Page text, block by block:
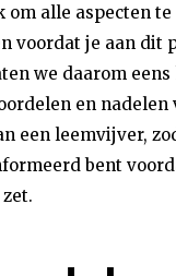
om alle aspecten te
voordat je aan dit
we daarom
en nadelen
een leemvijver,
bent